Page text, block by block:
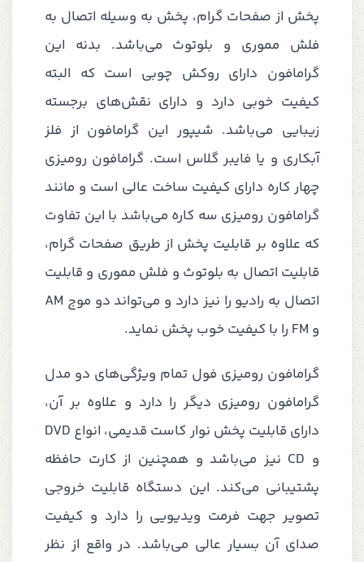
پخش از صفحات گرام، پخش به وسیله اتصال به
فلش مموری و بلوتوث می‌باشد. بدنه این
گرامافون دارای روکش چوبی است که البته
کیفیت خوبی دارد و دارای نقش‌های برجسته
زیبایی می‌باشد. شیپور این گرامافون از فلز
آبکاری و یا فایبر گلاس است. گرامافون رومیزی
چهار کاره دارای کیفیت ساخت عالی است و مانند
گرامافون رومیزی سه کاره می‌باشد با این تفاوت
که علاوه بر قابلیت پخش از طریق صفحات گرام،
قابلیت اتصال به بلوتوث و فلش مموری و قابلیت
اتصال به رادیو را نیز دارد و می‌تواند دو موج ‌‌AM
و FM را با کیفیت خوب پخش نماید.
گرامافون رومیزی فول تمام ویژگی‌های دو مدل
گرامافون رومیزی دیگر را دارد و علاوه بر آن،
دارای قابلیت پخش نوار کاست قدیمی، انواع DVD
و CD نیز می‌باشد و همچنین از کارت حافظه
پشتیبانی می‌کند. این دستگاه قابلیت خروجی
تصویر جهت فرمت ویدیویی را دارد و کیفیت
صدای آن بسیار عالی می‌باشد. در واقع از نظر